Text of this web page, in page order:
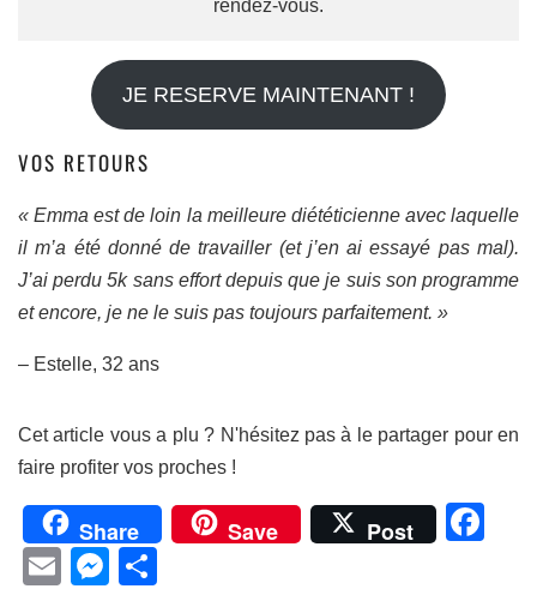
rendez-vous.
JE RESERVE MAINTENANT !
VOS RETOURS
« Emma est de loin la meilleure diététicienne avec laquelle
il m’a été donné de travailler (et j’en ai essayé pas mal).
J’ai perdu 5k sans effort depuis que je suis son programme
et encore, je ne le suis pas toujours parfaitement. »
– Estelle, 32 ans
Cet article vous a plu ? N'hésitez pas à le partager pour en
faire profiter vos proches !
Share Save Post
EmailMessenger